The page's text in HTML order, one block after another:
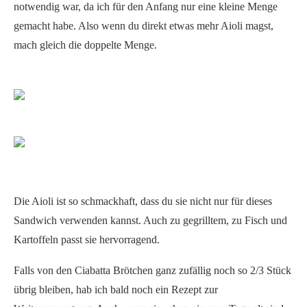
notwendig war, da ich für den Anfang nur eine kleine Menge
gemacht habe. Also wenn du direkt etwas mehr Aioli magst,
mach gleich die doppelte Menge.
Die Aioli ist so schmackhaft, dass du sie nicht nur für dieses
Sandwich verwenden kannst. Auch zu gegrilltem, zu Fisch und
Kartoffeln passt sie hervorragend.
Falls von den Ciabatta Brötchen ganz zufällig noch so 2/3 Stück
übrig bleiben, hab ich bald noch ein Rezept zur